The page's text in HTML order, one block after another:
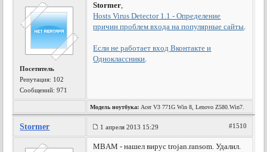
Посетитель
Репутация: 102
Сообщений: 971
Stormer,
Hosts Virus Detector 1.1 - Определение
причин проблем входа на популярные сайты.
Если не работает вход Вконтакте и
Одноклассники.
Модель ноутбука: Acer V3 771G Win 8, Lenovo Z580.Win7.
Stormer 1 апреля 2013 15:29 #1510
MBAM - нашел вирус trojan.ransom. Удалил.